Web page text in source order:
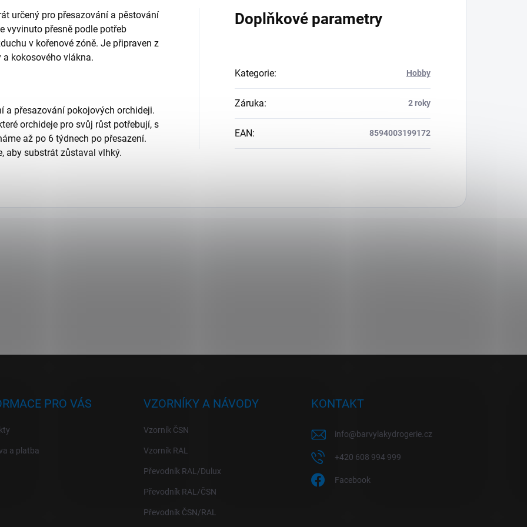
určený pro přesazování a pěstování
vyvinuto přesně podle potřeb
v kořenové zóně. Je připraven z
kokosového vlákna.
a přesazování pokojových orchideji.
orchideje pro svůj růst potřebují, s
až po 6 týdnech po přesazení.
aby substrát zůstaval vlhký.
Doplňkové parametry
Kategorie: Hobby
Záruka: 2 roky
EAN: 8594003199172
PRO VÁS
a platba
VZORNÍKY A NÁVODY
Vzorník ČSN
Vzorník RAL
Převodník RAL/Dulux
Převodník RAL/ČSN
Převodník ČSN/RAL
KONTAKT
info@barvylakydrogerie.cz
+420 608 994 999
Facebook